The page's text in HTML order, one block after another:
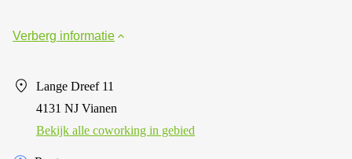
Verberg informatie
Lange Dreef 11
4131 NJ Vianen
Bekijk alle сoworking in gebied